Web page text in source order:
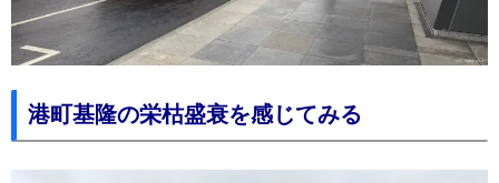
港町基隆の栄枯盛衰を感じてみる